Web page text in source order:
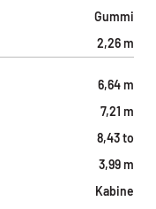
Gummi
2,26 m
6,64 m
7,21 m
8,43 to
3,99 m
Kabine